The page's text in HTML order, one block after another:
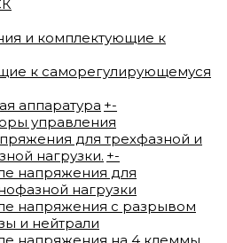
и комплектующие к
к саморегулирующемуся
аппаратура +-
управления
для трехфазной и
нагрузки. +-
напряжения для
нагрузки
напряжения с разрывом
и нейтрали